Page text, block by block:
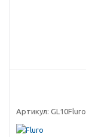
Артикул: GL10Fluro